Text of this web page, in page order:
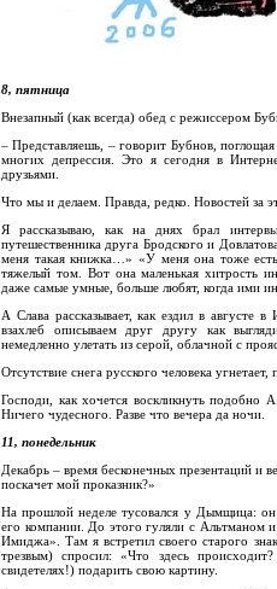
8, пятница
Внезапный (как всегда) обед с режиссером
– Представляешь, – говорит Бубнов,
многих депрессия. Это я сегодня в
друзьями.
Что мы и делаем. Правда, редко. Новостей за
Я рассказываю, как на днях брал
путешественника друга Бродского и
меня такая книжка…» «У меня она тоже
тяжелый том. Вот она маленькая хитрость
даже самые умные, больше любят, когда ими
А Слава рассказывает, как ездил в
взахлеб описываем друг другу как
немедленно улетать из серой, облачной с
Отсутствие снега русского человека
Господи, как хочется воскликнуть
Ничего чудесного. Разве что вечера да ночи.
11, понедельник
Декабрь – время бесконечных презентаций и
поскачет мой проказник?»
На прошлой неделе тусовался у Дымщица:
его компании. До этого гуляли с Альтманом
Имиджа». Там я встретил своего старого
трезвым) спросил: «Что здесь
свидетелях!) подарить свою картину.